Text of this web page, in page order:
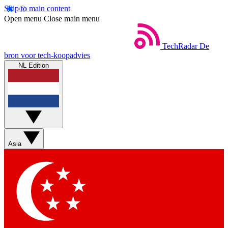
Skip to main content
Open menu Close main menu
TechRadar De
bron voor tech-koopadvies
NL Edition
Asia